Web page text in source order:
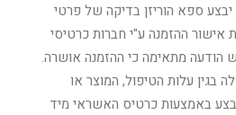
יבצע ספא הוריזן בדיקה של פרטי
ההזמנה ע"י חברות כרטיסי
מתאימה כי ההזמנה אושרה.
בגין עלות הטיפול, המוצר או
באמצעות כרטיס האשראי מיד